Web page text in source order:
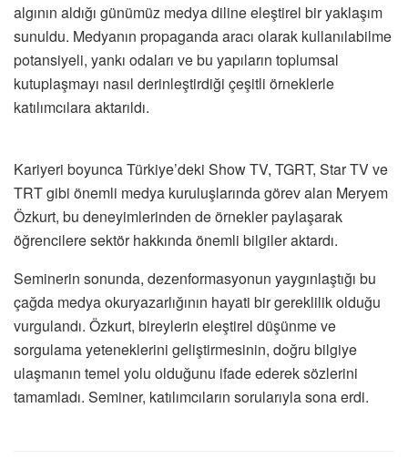
algının aldığı günümüz medya diline eleştirel bir yaklaşım
sunuldu. Medyanın propaganda aracı olarak kullanılabilme
potansiyeli, yankı odaları ve bu yapıların toplumsal
kutuplaşmayı nasıl derinleştirdiği çeşitli örneklerle
katılımcılara aktarıldı.
Kariyeri boyunca Türkiye’deki Show TV, TGRT, Star TV ve
TRT gibi önemli medya kuruluşlarında görev alan Meryem
Özkurt, bu deneyimlerinden de örnekler paylaşarak
öğrencilere sektör hakkında önemli bilgiler aktardı.
Seminerin sonunda, dezenformasyonun yaygınlaştığı bu
çağda medya okuryazarlığının hayati bir gereklilik olduğu
vurgulandı. Özkurt, bireylerin eleştirel düşünme ve
sorgulama yeteneklerini geliştirmesinin, doğru bilgiye
ulaşmanın temel yolu olduğunu ifade ederek sözlerini
tamamladı. Seminer, katılımcıların sorularıyla sona erdi.